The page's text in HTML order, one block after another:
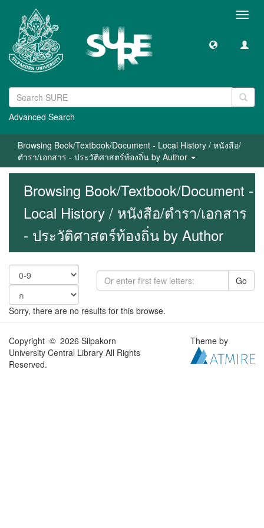
Advanced Search
Browsing Book/Textbook/Document - Local History / หนังสือ/
ตำรา/เอกสาร - ประวัติศาสตร์ท้องถิ่น by Author
Browsing Book/Textbook/Document -
Local History / หนังสือ/ตำรา/เอกสาร
- ประวัติศาสตร์ท้องถิ่น by Author
Go
Sorry, there are no results for this browse.
Copyright © 2026 Silpakorn
University Central Library All Rights
Reserved.
Theme by